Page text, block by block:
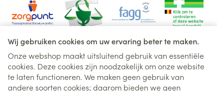
Wij gebruiken cookies om uw ervaring beter te maken.
Onze webshop maakt uitsluitend gebruik van essentiële
cookies. Deze cookies zijn noodzakelijk om onze website
te laten functioneren. We maken geen gebruik van
andere soorten cookies; daarom bieden we geen
Juridische links